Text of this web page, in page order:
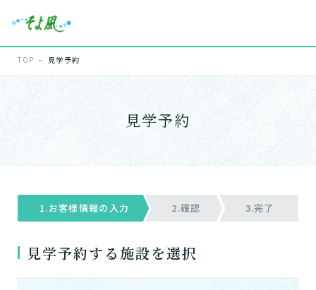
TOP 見学予約
見学予約
1.お客様情報の入力 2.確認 3.完了
見学予約する施設を選択